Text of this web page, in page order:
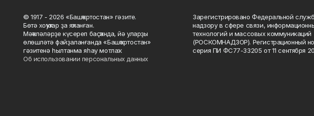
© 1917 - 2026 «Башҡортостан» гәзите.
Бөтә хоҡуҡтар ҙа яҡланған.
Мәҡәләләрҙе күсереп баҫҡанда, йә уларҙы
өлөшләтә файҙаланғанда «Башҡортостан»
гәзитенә һылтанма яһау мотлаҡ.
Об использовании персональных данных
Зарегистрировано Федеральной
надзору в сфере связи,
технологий и массовых коммуникаций
(РОСКОМНАДЗОР). Регистрационный
серия ПИ ФС77-33205 от 11 сентября